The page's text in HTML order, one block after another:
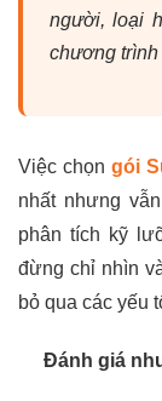
người, loại
chương trình
Việc chọngói
nhất nhưng
phân tích kỹ
đừng chỉ nhìn
bỏ qua các yếu
Đánh giá